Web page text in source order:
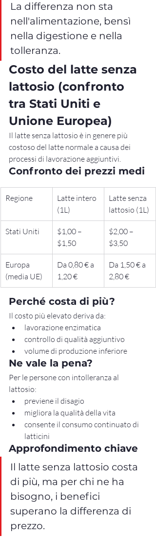
La differenza non sta
nell'alimentazione, bensì
nella digestione e nella
tolleranza.
Costo del latte senza
lattosio (confronto
tra Stati Uniti e
Unione Europea)
Il latte senza lattosio è in genere più
costoso del latte normale a causa dei
processi di lavorazione aggiuntivi.
Confronto dei prezzi medi
Regione
Latte intero
(1L)
Latte senza
lattosio (1L)
Stati Uniti
$1,00 –
$1,50
$2,00 –
$3,50
Europa
(media UE)
Da 0,80 € a
1,20 €
Da 1,50 € a
2,80 €
Perché costa di più?
Il costo più elevato deriva da:
lavorazione enzimatica
controllo di qualità aggiuntivo
volume di produzione inferiore
Ne vale la pena?
Per le persone con intolleranza al
lattosio:
previene il disagio
migliora la qualità della vita
consente il consumo continuato di
latticini
Approfondimento chiave
Il latte senza lattosio costa
di più, ma per chi ne ha
bisogno, i benefici
superano la differenza di
prezzo.